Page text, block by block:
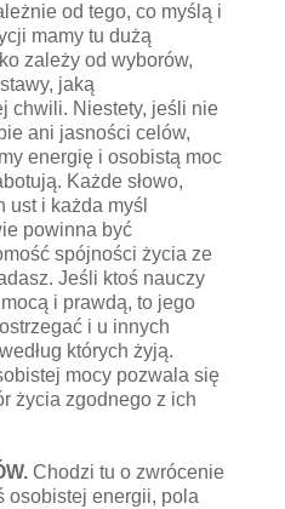
od tego, co myślą i
mamy tu dużą
zależy od wyborów,
jaką
chwili. Niestety, jeśli nie
ani jasności celów,
energię i osobistą moc
Każde słowo,
ust i każda myśl
powinna być
spójności życia ze
Jeśli ktoś nauczy
i prawdą, to jego
i u innych
których żyją.
mocy pozwala się
życia zgodnego z ich
Chodzi tu o zwrócenie
osobistej energii, pola